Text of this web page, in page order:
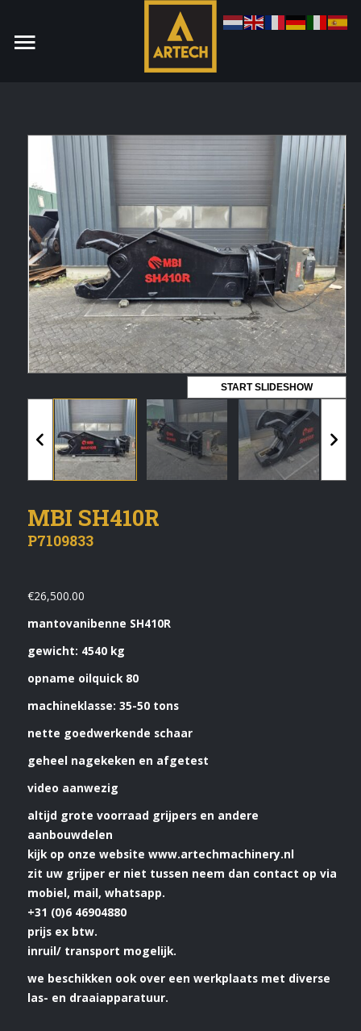
Monteur
Allround CNC Verspaner
Spare parts manager
januari 2023
Vacatures
Login
Vermeldingen feed
WordPress.org
Verkoop
START SLIDESHOW
MBI SH410R
P7109833
€26,500.00
mantovanibenne SH410R
gewicht: 4540 kg
opname oilquick 80
machineklasse: 35-50 tons
nette goedwerkende schaar
geheel nagekeken en afgetest
video aanwezig
altijd grote voorraad grijpers en andere
aanbouwdelen
kijk op onze website www.artechmachinery.nl
zit uw grijper er niet tussen neem dan contact op via
mobiel, mail, whatsapp.
+31 (0)6 46904880
prijs ex btw.
inruil/ transport mogelijk.
we beschikken ook over een werkplaats met diverse
las- en draaiapparatuur.